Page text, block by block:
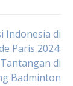
Indonesia di
Paris 2024:
di
Badminton